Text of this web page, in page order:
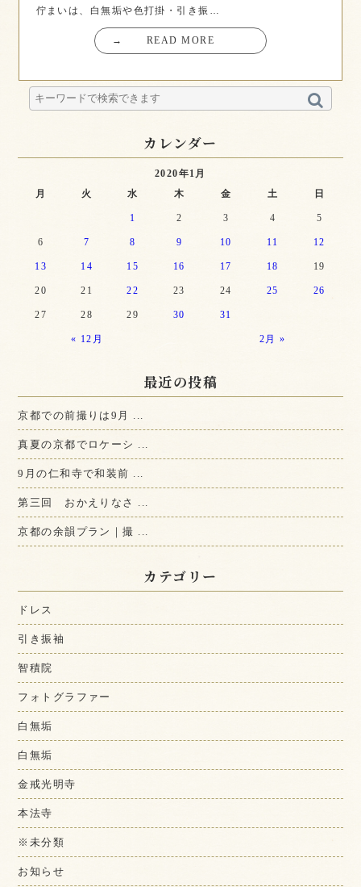
佇まいは、白無垢や色打掛・引き振…
→ READ MORE
カレンダー
2020年1月
月
火 水 木 金 土 日
« 12月 2月 »
1 2 3 4 5
6 7 8 9 10 11 12
13 14 15 16 17 18 19
20 21 22 23 24 25 26
27 28 29 30 31
最近の投稿
京都での前撮りは9月 ...
真夏の京都でロケーシ ...
9月の仁和寺で和装前 ...
第三回 おかえりなさ ...
京都の余韻プラン｜撮 ...
カテゴリー
ドレス
引き振袖
智積院
フォトグラファー
白無垢
白無垢
金戒光明寺
本法寺
※未分類
お知らせ